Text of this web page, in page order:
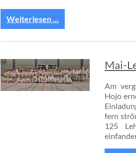
Weiterlesen ...
Mai-
Am
Hojo
fern
125